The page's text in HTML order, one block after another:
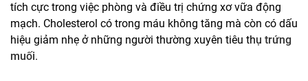
tích cực trong việc phòng và điều trị chứng xơ vữa động
mạch. Cholesterol có trong máu không tăng mà còn có dấu
hiệu giảm nhẹ ở những người thường xuyên tiêu thụ trứng
muối.